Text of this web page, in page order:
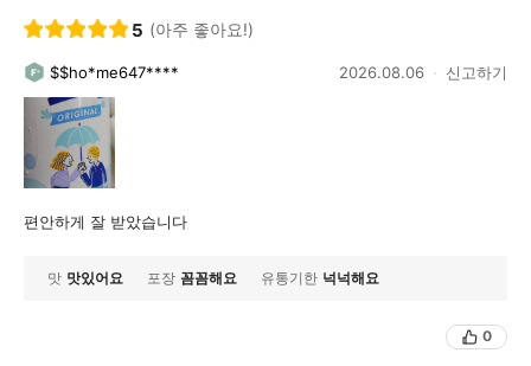
5 (아주 좋아요!)
$$ho*me647**** 2026.08.06 신고하기
편안하게 잘 받았습니다
맛 맛있어요 포장 꼼꼼해요 유통기한 넉넉해요
0